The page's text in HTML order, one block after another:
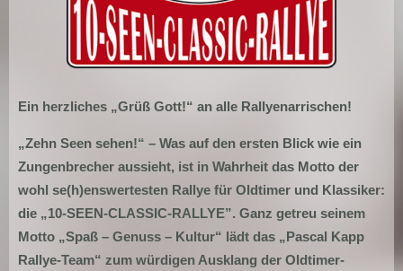
Ein herzliches „Grüß Gott!“ an alle Rallyenarrischen!
„Zehn Seen sehen!“ – Was auf den ersten Blick wie ein
Zungenbrecher aussieht, ist in Wahrheit das Motto der
wohl se(h)enswertesten Rallye für Oldtimer und Klassiker:
die „10-SEEN-CLASSIC-RALLYE”. Ganz getreu seinem
Motto „Spaß – Genuss – Kultur“ lädt das „Pascal Kapp
Rallye-Team“ zum würdigen Ausklang der Oldtimer-